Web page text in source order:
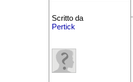
Scritto da
Pertick